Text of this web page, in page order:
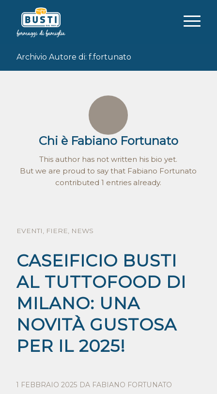
Archivio Autore di: f.fortunato
Chi è Fabiano Fortunato
This author has not written his bio yet.
But we are proud to say that Fabiano Fortunato
contributed 1 entries already.
EVENTI FIERE NEWS
CASEIFICIO BUSTI
AL TUTTOFOOD DI
MILANO: UNA
NOVITÀ GUSTOSA
PER IL 2025!
1 FEBBRAIO 2025 DA FABIANO FORTUNATO